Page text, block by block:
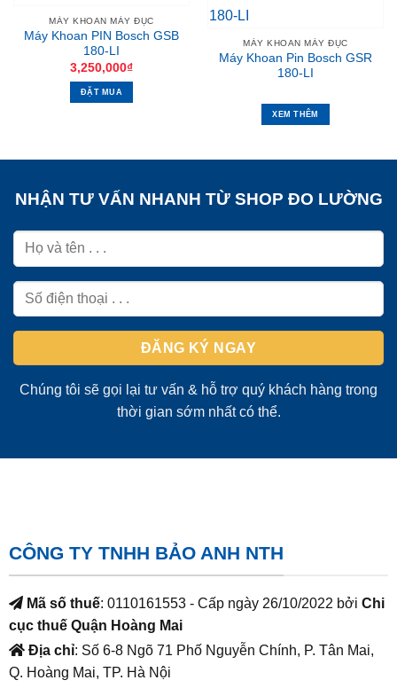
MÁY KHOAN MÁY ĐỤC
Máy Khoan PIN Bosch GSB
180-LI
3,250,000₫
ĐẶT MUA
MÁY KHOAN MÁY ĐỤC
Máy Khoan Pin Bosch GSR
180-LI
XEM THÊM
NHẬN TƯ VẤN NHANH TỪ SHOP ĐO LƯỜNG
Chúng tôi sẽ gọi lại tư vấn & hỗ trợ quý khách hàng trong
thời gian sớm nhất có thể.
CÔNG TY TNHH BẢO ANH NTH
Mã số thuế: 0110161553 - Cấp ngày 26/10/2022 bởi Chi
cục thuế Quận Hoàng Mai
Địa chỉ: Số 6-8 Ngõ 71 Phố Nguyễn Chính, P. Tân Mai,
Q. Hoàng Mai, TP. Hà Nội